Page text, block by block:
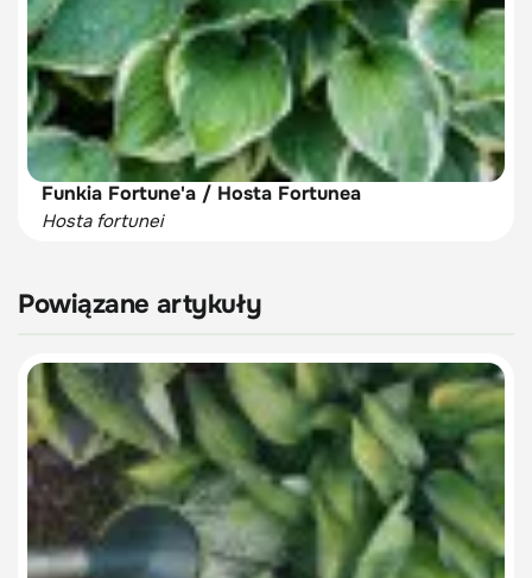
Funkia Fortune'a / Hosta Fortunea
Hosta fortunei
Powiązane artykuły